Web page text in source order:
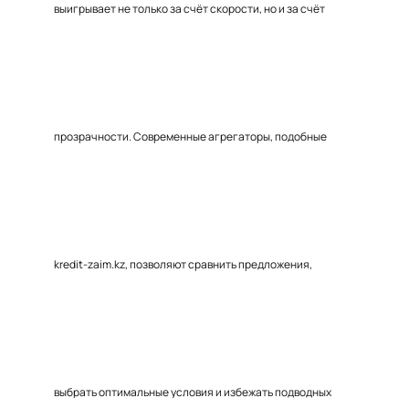
выигрывает не только за счёт скорости, но и за счёт
прозрачности. Современные агрегаторы, подобные
kredit-zaim.kz, позволяют сравнить предложения,
выбрать оптимальные условия и избежать подводных